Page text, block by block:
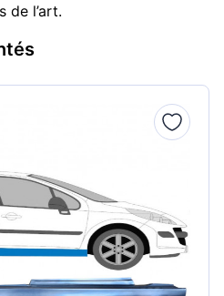
de l’art.